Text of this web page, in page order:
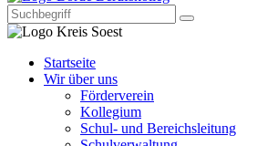
Startseite
Wir über uns
Förderverein
Kollegium
Schul- und Bereichsleitung